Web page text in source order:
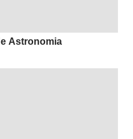
Astronomia